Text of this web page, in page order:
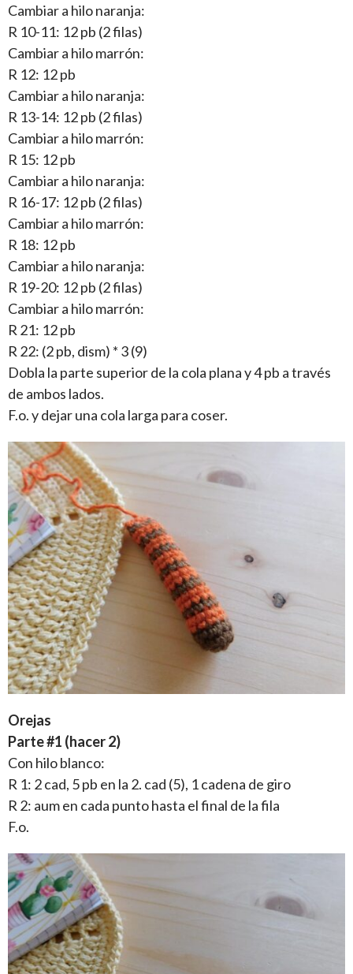
Cambiar a hilo naranja:
R 10-11: 12 pb (2 filas)
Cambiar a hilo marrón:
R 12: 12 pb
Cambiar a hilo naranja:
R 13-14: 12 pb (2 filas)
Cambiar a hilo marrón:
R 15: 12 pb
Cambiar a hilo naranja:
R 16-17: 12 pb (2 filas)
Cambiar a hilo marrón:
R 18: 12 pb
Cambiar a hilo naranja:
R 19-20: 12 pb (2 filas)
Cambiar a hilo marrón:
R 21: 12 pb
R 22: (2 pb, dism) * 3 (9)
Dobla la parte superior de la cola plana y 4 pb a través
de ambos lados.
F.o. y dejar una cola larga para coser.
Orejas
Parte #1 (hacer 2)
Con hilo blanco:
R 1: 2 cad, 5 pb en la 2. cad (5), 1 cadena de giro
R 2: aum en cada punto hasta el final de la fila
F.o.